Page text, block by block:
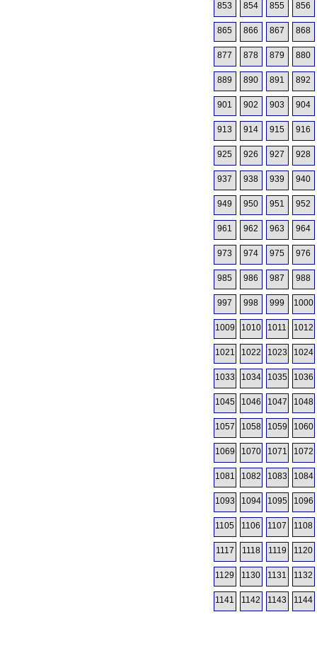
853 854 855 856
865 866 867 868
877 878 879 880
889 890 891 892
901 902 903 904
913 914 915 916
925 926 927 928
937 938 939 940
949 950 951 952
961 962 963 964
973 974 975 976
985 986 987 988
997 998 999 1000
1009 1010 1011 1012
1021 1022 1023 1024
1033 1034 1035 1036
1045 1046 1047 1048
1057 1058 1059 1060
1069 1070 1071 1072
1081 1082 1083 1084
1093 1094 1095 1096
1105 1106 1107 1108
1117 1118 1119 1120
1129 1130 1131 1132
1141 1142 1143 1144